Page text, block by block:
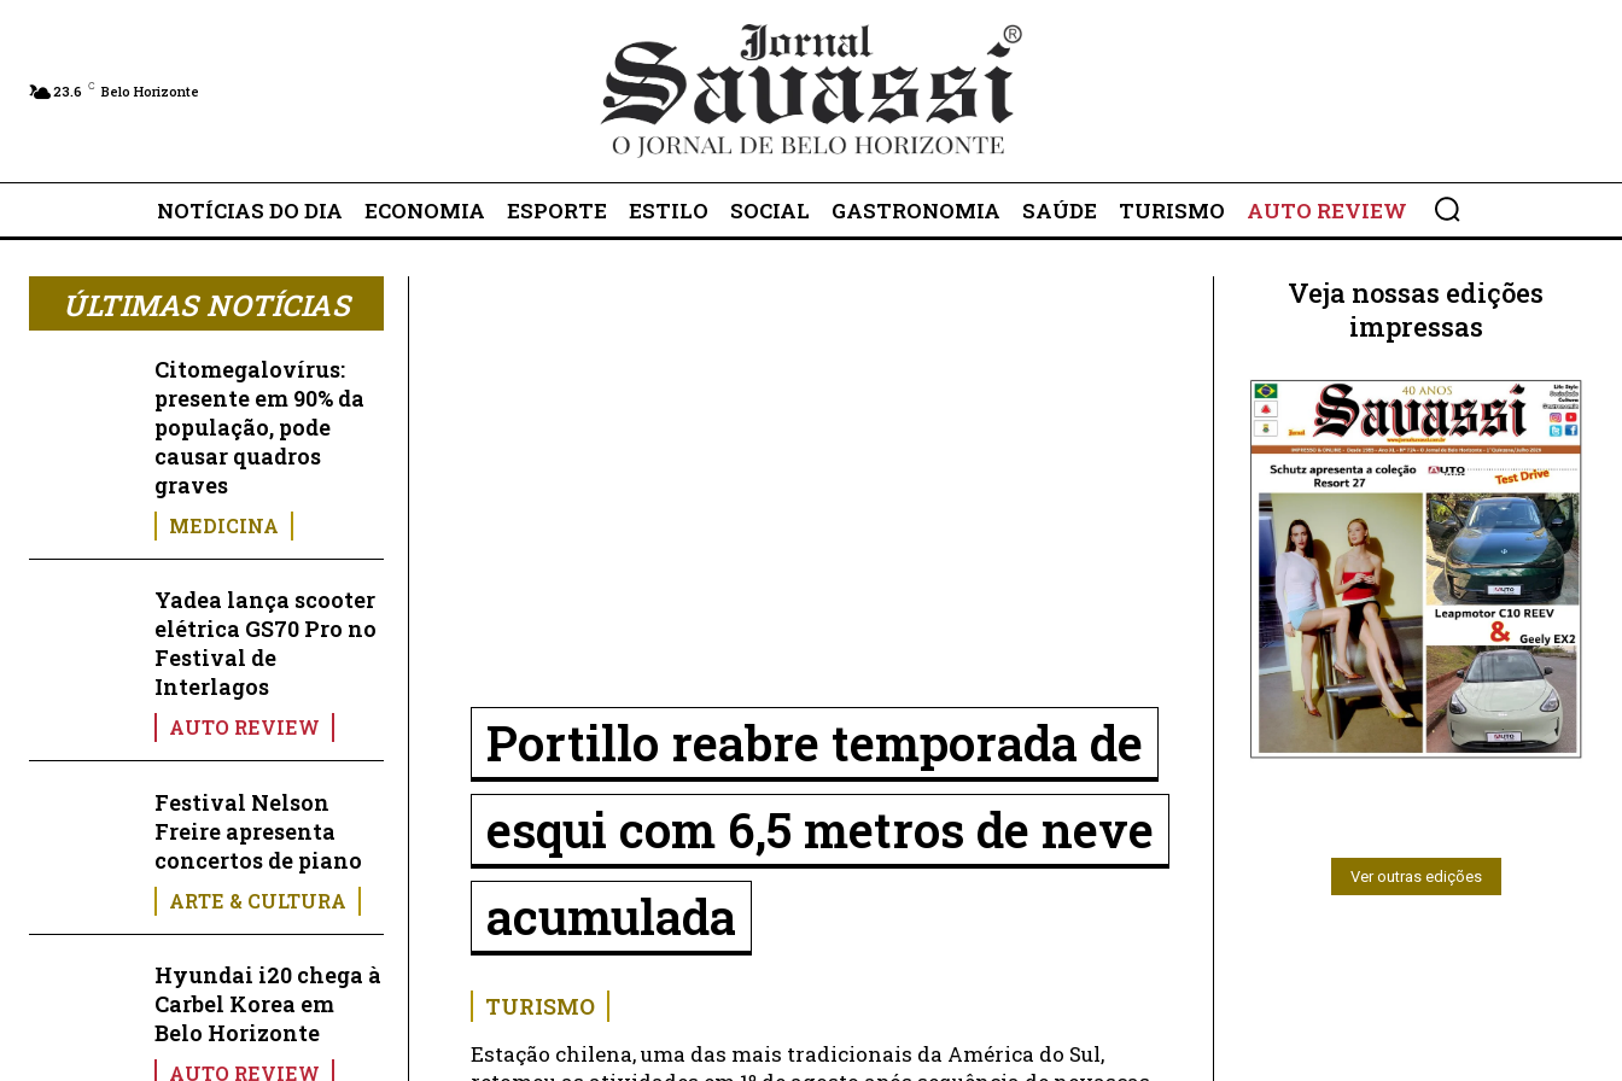
Jornal Savassi — notícias de Belo Horizonte desde 1985
23.6 C Belo Horizonte
NOTÍCIAS DO DIA ECONOMIA ESPORTE ESTILO SOCIAL GASTRONOMIA SAÚDE TURISMO AUTO REVIEW
ÚLTIMAS NOTÍCIAS
Citomegalovírus:
presente em 90% da
população, pode
causar quadros
graves
MEDICINA
Yadea lança scooter
elétrica GS70 Pro no
Festival de
Interlagos
AUTO REVIEW
Festival Nelson
Freire apresenta
concertos de piano
ARTE & CULTURA
Hyundai i20 chega à
Carbel Korea em
Belo Horizonte
AUTO REVIEW
Portillo reabre temporada de
esqui com 6,5 metros de neve
acumulada
TURISMO
Estação chilena, uma das mais tradicionais da América do Sul,
Veja nossas edições
impressas
Ver outras edições